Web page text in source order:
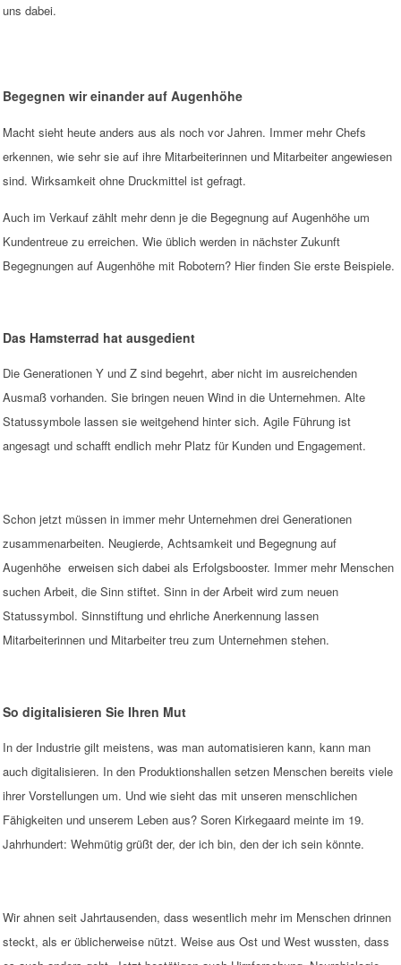
uns dabei.
Begegnen wir einander auf Augenhöhe
Macht sieht heute anders aus als noch vor Jahren. Immer mehr Chefs
erkennen, wie sehr sie auf ihre Mitarbeiterinnen und Mitarbeiter angewiesen
sind. Wirksamkeit ohne Druckmittel ist gefragt.
Auch im Verkauf zählt mehr denn je die Begegnung auf Augenhöhe um
Kundentreue zu erreichen. Wie üblich werden in nächster Zukunft
Begegnungen auf Augenhöhe mit Robotern? Hier finden Sie erste Beispiele.
Das Hamsterrad hat ausgedient
Die Generationen Y und Z sind begehrt, aber nicht im ausreichenden
Ausmaß vorhanden. Sie bringen neuen Wind in die Unternehmen. Alte
Statussymbole lassen sie weitgehend hinter sich. Agile Führung ist
angesagt und schafft endlich mehr Platz für Kunden und Engagement.
Schon jetzt müssen in immer mehr Unternehmen drei Generationen
zusammenarbeiten. Neugierde, Achtsamkeit und Begegnung auf
Augenhöhe erweisen sich dabei als Erfolgsbooster. Immer mehr Menschen
suchen Arbeit, die Sinn stiftet. Sinn in der Arbeit wird zum neuen
Statussymbol. Sinnstiftung und ehrliche Anerkennung lassen
Mitarbeiterinnen und Mitarbeiter treu zum Unternehmen stehen.
So digitalisieren Sie Ihren Mut
In der Industrie gilt meistens, was man automatisieren kann, kann man
auch digitalisieren. In den Produktionshallen setzen Menschen bereits viele
ihrer Vorstellungen um. Und wie sieht das mit unseren menschlichen
Fähigkeiten und unserem Leben aus? Soren Kirkegaard meinte im 19.
Jahrhundert: Wehmütig grüßt der, der ich bin, den der ich sein könnte.
Wir ahnen seit Jahrtausenden, dass wesentlich mehr im Menschen drinnen
steckt, als er üblicherweise nützt. Weise aus Ost und West wussten, dass